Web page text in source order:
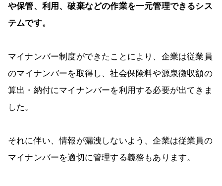
や保管、利用、破棄などの作業を一元管理できるシス
テムです。
マイナンバー制度ができたことにより、企業は従業員
のマイナンバーを取得し、社会保険料や源泉徴収額の
算出・納付にマイナンバーを利用する必要が出てきま
した。
それに伴い、情報が漏洩しないよう、企業は従業員の
マイナンバーを適切に管理する義務もあります。